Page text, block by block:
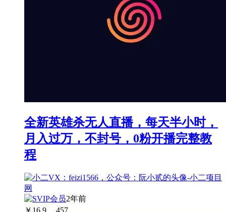
全新英雄杀无人直播，每天半小时，
月入过万，不封号，0粉开播完整教
程
2年前
￥ 16.9 457